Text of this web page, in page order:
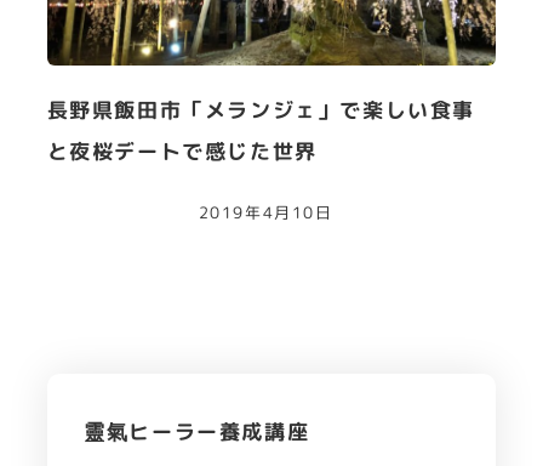
長野県飯田市「メランジェ」で楽しい食事
と夜桜デートで感じた世界
2019年4月10日
靈氣ヒーラー養成講座